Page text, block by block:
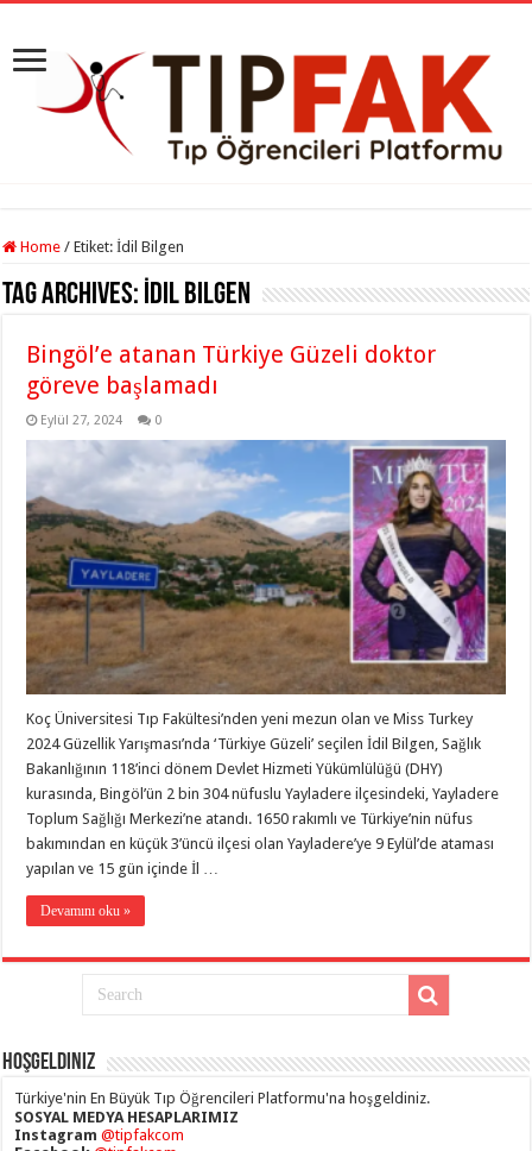
Home / Etiket:İdil Bilgen
Tag Archives: İdil Bilgen
Bingöl’e atanan Türkiye Güzeli doktor
göreve başlamadı
Eylül 27, 2024 0
Koç Üniversitesi Tıp Fakültesi’nden yeni mezun olan ve Miss Turkey
2024 Güzellik Yarışması’nda ‘Türkiye Güzeli’ seçilen İdil Bilgen, Sağlık
Bakanlığının 118’inci dönem Devlet Hizmeti Yükümlülüğü (DHY)
kurasında, Bingöl’ün 2 bin 304 nüfuslu Yayladere ilçesindeki, Yayladere
Toplum Sağlığı Merkezi’ne atandı. 1650 rakımlı ve Türkiye’nin nüfus
bakımından en küçük 3’üncü ilçesi olan Yayladere’ye 9 Eylül’de ataması
yapılan ve 15 gün içinde İl …
Devamını oku »
Hoşgeldiniz
Türkiye'nin En Büyük Tıp Öğrencileri Platformu'na hoşgeldiniz.
SOSYAL MEDYA HESAPLARIMIZ
Instagram @tipfakcom